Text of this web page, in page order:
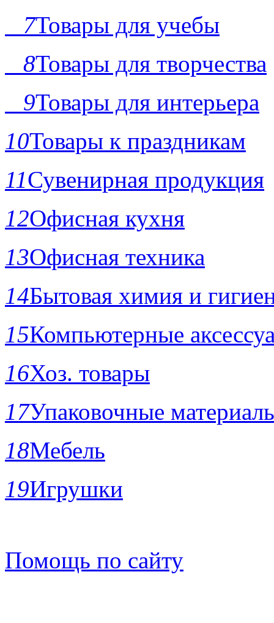
7Товары для учебы
8Товары для творчества
9Товары для интерьера
10Товары к праздникам
11Сувенирная продукция
12Офисная кухня
13Офисная техника
14Бытовая химия и
15Компьютерные
16Хоз. товары
17Упаковочные
18Мебель
19Игрушки
Помощь по сайту